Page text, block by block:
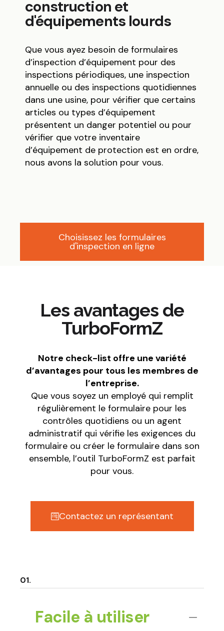
construction et
d'équipements lourds
Que vous ayez besoin de formulaires
d’inspection d’équipement pour des
inspections périodiques, une inspection
annuelle ou des inspections quotidiennes
dans une usine, pour vérifier que certains
articles ou types d’équipement
présentent un danger potentiel ou pour
vérifier que votre inventaire
d’équipement de protection est en ordre,
nous avons la solution pour vous.
Choisissez les formulaires
d'inspection en ligne
Les avantages de
TurboFormZ
Notre check-list offre une variété
d’avantages pour tous les membres de
l’entreprise.
Que vous soyez un employé qui remplit
régulièrement le formulaire pour les
contrôles quotidiens ou un agent
administratif qui vérifie les exigences du
formulaire ou créer le formulaire dans son
ensemble, l’outil TurboFormZ est parfait
pour vous.
Contactez un représentant
Facile à utiliser